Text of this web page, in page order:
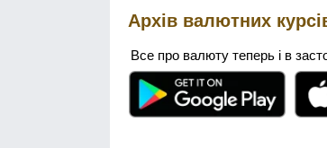
Архів валютних
Все про валюту теперь і в